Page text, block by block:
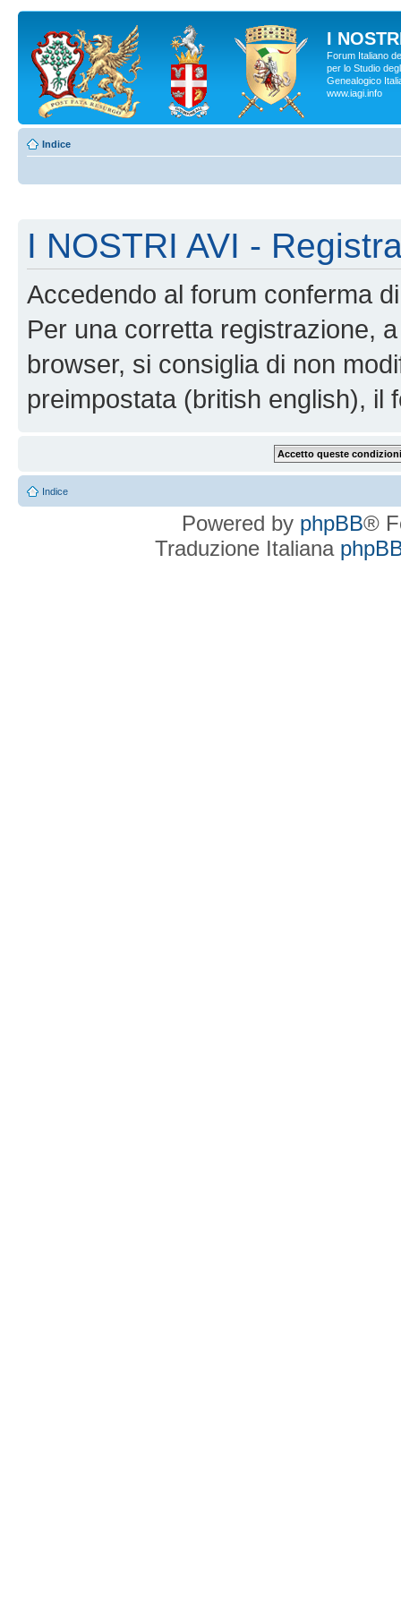
I
Forum Italiano
per lo Studio
Genealogico
www.iagi.info
Indice
I NOSTRI AVI -
Accedendo al forum conferma
Per una corretta registrazione,
browser, si consiglia di non
preimpostata (british english), il
Indice
Powered by phpBB®
Traduzione Italiana